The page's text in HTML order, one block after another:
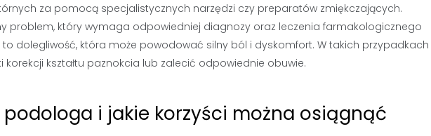
za pomocą specjalistycznych narzędzi czy preparatów zmiękczających.
problem, który wymaga odpowiedniej diagnozy oraz leczenia farmakologicznego
dolegliwość, która może powodować silny ból i dyskomfort. W takich przypadkach
kształtu paznokcia lub zalecić odpowiednie obuwie.
i jakie korzyści można osiągnąć